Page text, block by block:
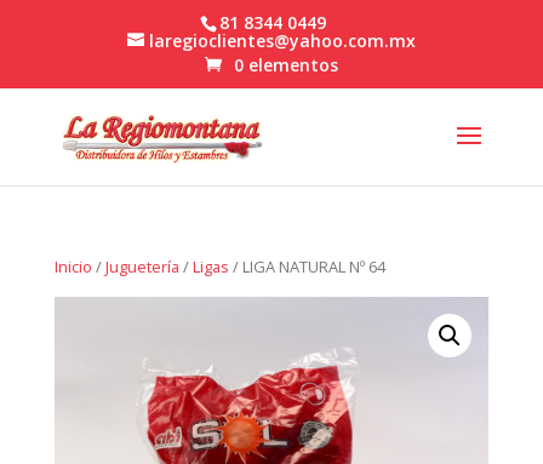
81 8344 0449
laregioclientes@yahoo.com.mx
0 elementos
Inicio /Juguetería /Ligas / LIGA NATURAL Nº 64